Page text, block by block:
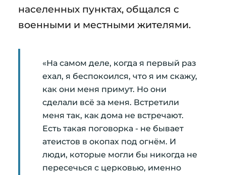
населенных пунктах, общался с
военными и местными жителями.
«На самом деле, когда я первый раз
ехал, я беспокоился, что я им скажу,
как они меня примут. Но они
сделали всё за меня. Встретили
меня так, как дома не встречают.
Есть такая поговорка - не бывает
атеистов в окопах под огнём. И
люди, которые могли бы никогда не
пересечься с церковью, именно